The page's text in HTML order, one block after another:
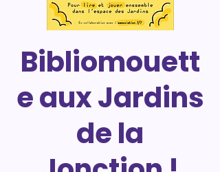
Bibliomouett
e aux Jardins
de la